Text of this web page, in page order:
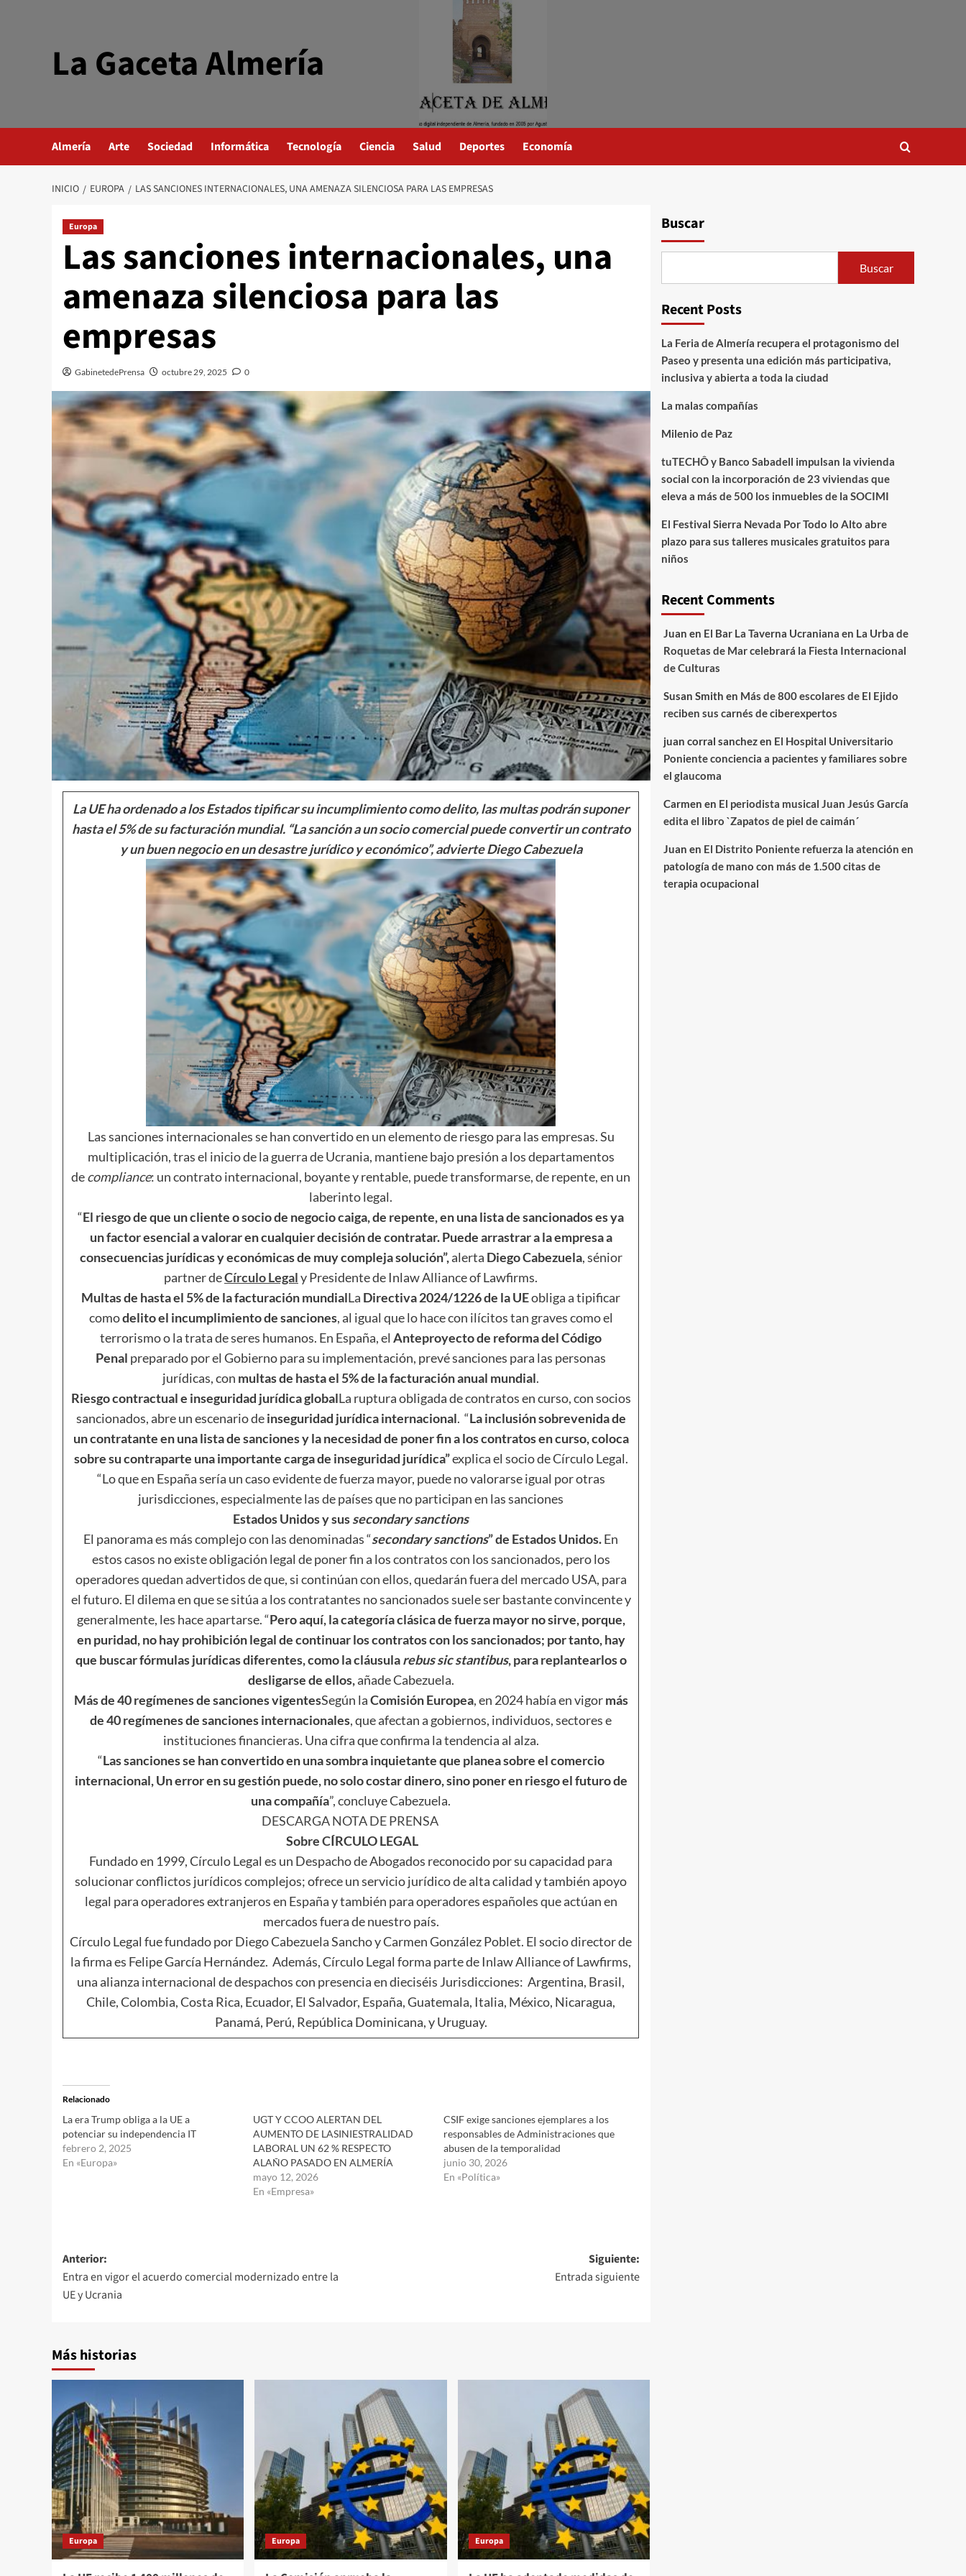
La Gaceta Almería
Almería Arte Sociedad Informática Tecnología Ciencia Salud Deportes Economía
INICIO EUROPA LAS SANCIONES INTERNACIONALES, UNA AMENAZA SILENCIOSA PARA LAS EMPRESAS
Europa
Las sanciones internacionales, una
amenaza silenciosa para las
empresas
GabinetedePrensa octubre 29, 2025 0
La UE ha ordenado a los Estados tipificar su incumplimiento como delito, las multas podrán suponer
hasta el 5% de su facturación mundial. “La sanción a un socio comercial puede convertir un contrato
y un buen negocio en un desastre jurídico y económico”, advierte Diego Cabezuela
Las sanciones internacionales se han convertido en un elemento de riesgo para las empresas. Su
multiplicación, tras el inicio de la guerra de Ucrania, mantiene bajo presión a los departamentos
decompliance: un contrato internacional, boyante y rentable, puede transformarse, de repente, en un
laberinto legal.
“El riesgo de que un cliente o socio de negocio caiga, de repente, en una lista de sancionados es ya
un factor esencial a valorar en cualquier decisión de contratar. Puede arrastrar a la empresa a
consecuencias jurídicas y económicas de muy compleja solución”,alerta Diego Cabezuela, sénior
partner deCírculo Legaly Presidente de Inlaw Alliance of Lawfirms.
Multas de hasta el 5% de la facturación mundialLa Directiva 2024/1226 de la UEobliga a tipificar
comodelito el incumplimiento de sanciones, al igual que lo hace con ilícitos tan graves como el
terrorismo o la trata de seres humanos. En España, el Anteproyecto de reforma del Código
Penal preparado por el Gobierno para su implementación, prevé sanciones para las personas
jurídicas, con multas de hasta el 5% de la facturación anual mundial.
Riesgo contractual e inseguridad jurídica globalLa ruptura obligada de contratos en curso, con socios
sancionados, abre un escenario deinseguridad jurídica internacional. “La inclusión sobrevenida de
un contratante en una lista de sanciones y la necesidad de poner fin a los contratos en curso, coloca
sobre su contraparte una importante carga de inseguridad jurídica”explica el socio de Círculo Legal.
“Lo que en España sería un caso evidente de fuerza mayor, puede no valorarse igual por otras
jurisdicciones, especialmente las de países que no participan en las sanciones
Estados Unidos y sussecondary sanctions
El panorama es más complejo con las denominadas “secondary sanctions” de Estados Unidos.En
estos casos no existe obligación legal de poner fin a los contratos con los sancionados, pero los
operadores quedan advertidos de que, si continúan con ellos, quedarán fuera del mercado USA, para
el futuro. El dilema en que se sitúa a los contratantes no sancionados suele ser bastante convincente y
generalmente, les hace apartarse. “Pero aquí, la categoría clásica de fuerza mayor no sirve, porque,
en puridad, no hay prohibición legal de continuar los contratos con los sancionados; por tanto, hay
que buscar fórmulas jurídicas diferentes, como la cláusularebus sic stantibus, para replantearlos o
desligarse de ellos,añade Cabezuela.
Más de 40 regímenes de sanciones vigentesSegún laComisión Europea, en 2024 había en vigormás
de 40 regímenes de sanciones internacionales, que afectan a gobiernos, individuos, sectores e
instituciones financieras. Una cifra que confirma la tendencia al alza.
“Las sanciones se han convertido en una sombra inquietante que planea sobre el comercio
internacional, Un error en su gestión puede, no solo costar dinero, sino poner en riesgo el futuro de
una compañía”, concluye Cabezuela.
DESCARGA NOTA DE PRENSA
SobreCÍRCULO LEGAL
Fundado en 1999, Círculo Legal es un Despacho de Abogados reconocido por su capacidad para
solucionar conflictos jurídicos complejos; ofrece un servicio jurídico de alta calidad y también apoyo
legal para operadores extranjeros en España y también para operadores españoles que actúan en
mercados fuera de nuestro país.
Círculo Legal fue fundado por Diego Cabezuela Sancho y Carmen González Poblet. El socio director de
la firma es Felipe García Hernández. Además, Círculo Legal forma parte de Inlaw Alliance of Lawfirms,
una alianza internacional de despachos con presencia en dieciséis Jurisdicciones: Argentina, Brasil,
Chile, Colombia, Costa Rica, Ecuador, El Salvador, España, Guatemala, Italia, México, Nicaragua,
Panamá, Perú, República Dominicana, y Uruguay.
Relacionado
La era Trump obliga a la UE a
potenciar su independencia IT
febrero 2, 2025
En «Europa»
UGT Y CCOO ALERTAN DEL
AUMENTO DE LASINIESTRALIDAD
LABORAL UN 62 % RESPECTO
ALAÑO PASADO EN ALMERÍA
mayo 12, 2026
En «Empresa»
CSIF exige sanciones ejemplares a los
responsables de Administraciones que
abusen de la temporalidad
junio 30, 2026
En «Política»
Navegación
de
entradas
Anterior:
Entra en vigor el acuerdo comercial modernizado entre la
UE y Ucrania
Siguiente:
Entrada siguiente
Más historias
Europa Europa Europa
Buscar
Buscar
Recent Posts
La Feria de Almería recupera el protagonismo del
Paseo y presenta una edición más participativa,
inclusiva y abierta a toda la ciudad
La malas compañías
Milenio de Paz
tuTECHÔ y Banco Sabadell impulsan la vivienda
social con la incorporación de 23 viviendas que
eleva a más de 500 los inmuebles de la SOCIMI
El Festival Sierra Nevada Por Todo lo Alto abre
plazo para sus talleres musicales gratuitos para
niños
Recent Comments
Juan en El Bar La Taverna Ucraniana en La Urba de
Roquetas de Mar celebrará la Fiesta Internacional
de Culturas
Susan Smith en Más de 800 escolares de El Ejido
reciben sus carnés de ciberexpertos
juan corral sanchezen El Hospital Universitario
Poniente conciencia a pacientes y familiares sobre
el glaucoma
Carmen en El periodista musical Juan Jesús García
edita el libro `Zapatos de piel de caimán´
Juan en El Distrito Poniente refuerza la atención en
patología de mano con más de 1.500 citas de
terapia ocupacional